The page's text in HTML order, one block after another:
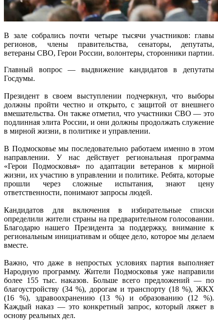
В зале собрались почти четыре тысячи участников: главы
регионов, члены правительства, сенаторы, депутаты,
ветераны СВО, Герои России, волонтеры, сторонники партии.
Главный вопрос — выдвижение кандидатов в депутаты
Госдумы.
Президент в своем выступлении подчеркнул, что выборы
должны пройти честно и открыто, с защитой от внешнего
вмешательства. Он также отметил, что участники СВО — это
подлинная элита России, и они должны продолжать служение
в мирной жизни, в политике и управлении.
В Подмосковье мы последовательно работаем именно в этом
направлении. У нас действует региональная программа
«Герои Подмосковья» по адаптации ветеранов к мирной
жизни, их участию в управлении и политике. Ребята, которые
прошли через сложные испытания, знают цену
ответственности, понимают запросы людей.
Кандидатов для включения в избирательные списки
определили жители страны на предварительном голосовании.
Благодарю нашего Президента за поддержку, внимание к
региональным инициативам и общее дело, которое мы делаем
вместе.
Важно, что даже в непростых условиях партия выполняет
Народную программу. Жители Подмосковья уже направили
более 155 тыс. наказов. Больше всего предложений — по
благоустройству (34 %), дорогам и транспорту (18 %), ЖКХ
(16 %), здравоохранению (13 %) и образованию (12 %).
Каждый наказ — это конкретный запрос, который ляжет в
основу реальных дел.